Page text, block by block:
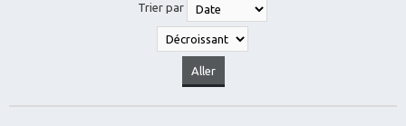
Trier par